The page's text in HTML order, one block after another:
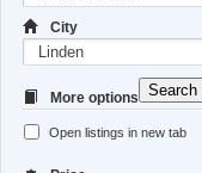
City
More options
Open listings in new tab
Search